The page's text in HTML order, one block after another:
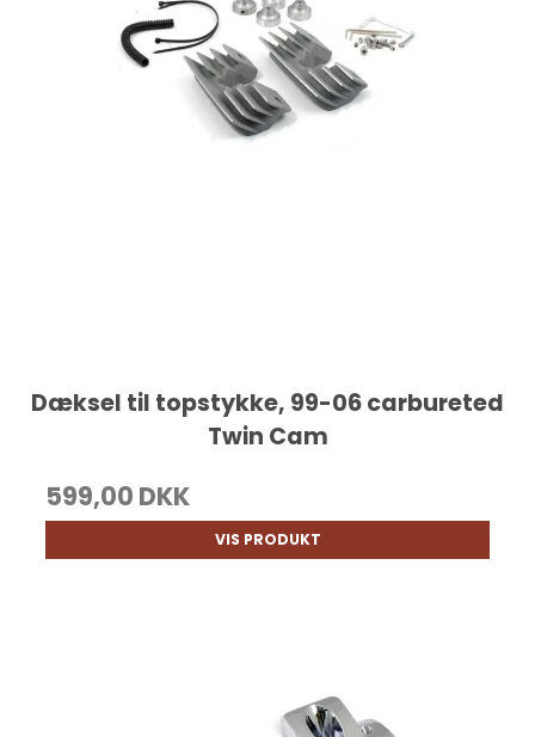
Dæksel til topstykke, 99-06 carbureted
Twin Cam
599,00 DKK
VIS PRODUKT